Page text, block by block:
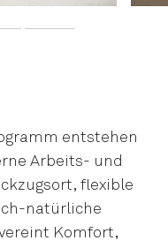
entstehen
Arbeits- und
flexible
natürliche
Komfort,